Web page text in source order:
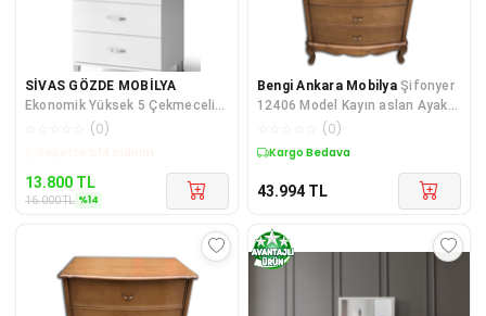
SİVAS GÖZDE MOBİLYA
Ekonomik Yüksek 5 Çekmeceli
Şifonyer 73x45x125cm
(0)
13.800 TL
16.000TL %14
Bengi Ankara Mobilya Şifonyer
12406 Model Kayın aslan Ayak
Bombe Çekm Parlak Ceviz Nat
(0)
Kargo Bedava
43.994 TL